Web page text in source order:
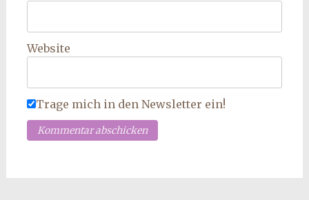
Website
Trage mich in den Newsletter ein!